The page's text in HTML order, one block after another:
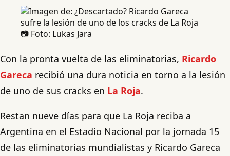
📷 Foto: Lukas Jara
Con la pronta vuelta de las eliminatorias, Ricardo
Gareca recibió una dura noticia en torno a la lesión
de uno de sus cracks en La Roja.
Restan nueve días para que La Roja reciba a
Argentina en el Estadio Nacional por la jornada 15
de las eliminatorias mundialistas y Ricardo Gareca